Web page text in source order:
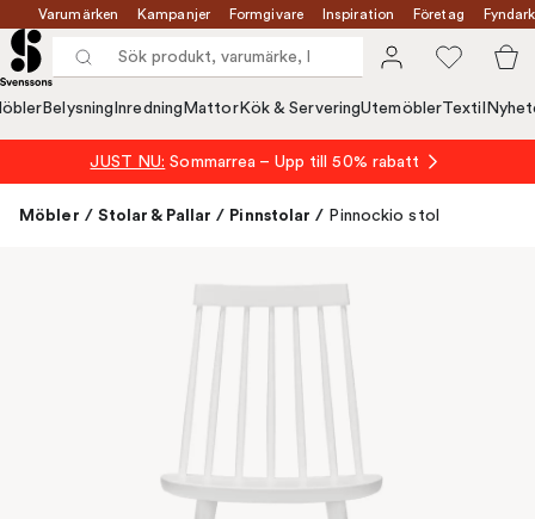
Varumärken Kampanjer Formgivare Inspiration Företag
Belysning Inredning MattorKök & ServeringUtemöblerTextil
JUST NU: Sommarrea – Upp till 50% rabatt
Möbler / Stolar & Pallar / Pinnstolar / Pinnockio stol